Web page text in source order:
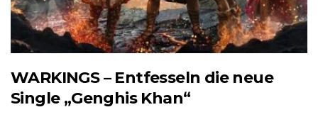
WARKINGS – Entfesseln die neue
Single „Genghis Khan“